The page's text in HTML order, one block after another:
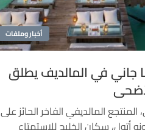
أخبار وملفات
جاني في المالديف يطلق
المالديفي الفاخر الحائز على
أتول، سكان الخليج للاستمتاع